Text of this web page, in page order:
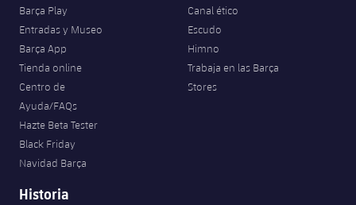
Barça Play
Entradas y Museo
Barça App
Tienda online
Centro de
Ayuda/FAQs
Hazte Beta Tester
Black Friday
Navidad Barça
Canal ético
Escudo
Himno
Trabaja en las Barça
Stores
Historia